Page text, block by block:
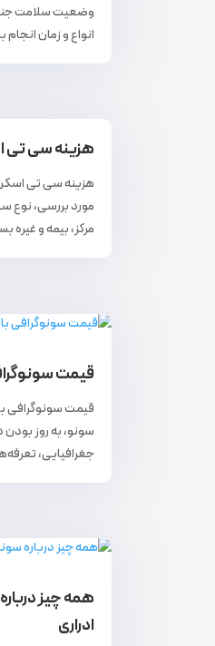
وضعیت سلامت
انواع و زمان انجام
هزینه سی تی
هزینه سی تی اسکن
مورد بررسی،
مرکز، بیمه و غیره
قیمت
قیمت سونوگرافی
سونو، به روز
جغرافیایی،
همه چیز
ادراری